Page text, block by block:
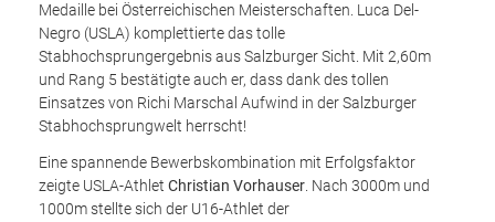
Medaille bei Österreichischen Meisterschaften. Luca Del-
Negro (USLA) komplettierte das tolle
Stabhochsprungergebnis aus Salzburger Sicht. Mit 2,60m
und Rang 5 bestätigte auch er, dass dank des tollen
Einsatzes von Richi Marschal Aufwind in der Salzburger
Stabhochsprungwelt herrscht!
Eine spannende Bewerbskombination mit Erfolgsfaktor
zeigte USLA-Athlet Christian Vorhauser . Nach 3000m und
1000m stellte sich der U16-Athlet der